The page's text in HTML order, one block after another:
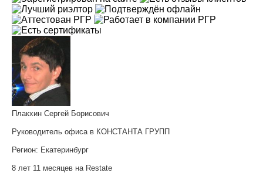
Плакхин Сергей Борисович
Руководитель офиса в КОНСТАНТА ГРУПП
Регион: Екатеринбург
8 лет 11 месяцев на Restate